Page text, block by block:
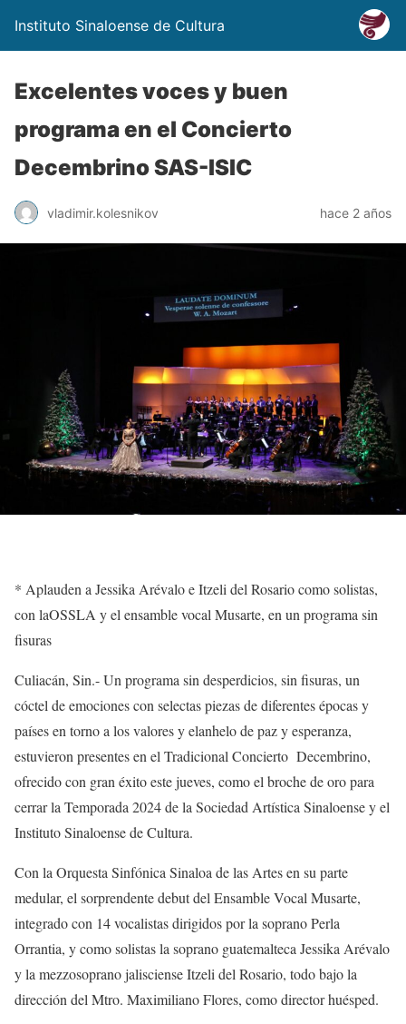
Instituto Sinaloense de Cultura
Excelentes voces y buen
programa en el Concierto
Decembrino SAS-ISIC
vladimir.kolesnikov hace 2 años
* Aplauden a Jessika Arévalo e Itzeli del Rosario como solistas,
con laOSSLA yel ensamble vocal Musarte, en un programa sin
fisuras
Culiacán, Sin.-Un programa sin desperdicios, sin fisuras, un
cóctel de emociones con selectas piezas de diferentes épocas y
países en torno a los valores yelanhelode pazy esperanza,
estuvieron presentes en el Tradicional Concierto Decembrino,
ofrecido con gran éxito este jueves, como el broche de oro para
cerrar la Temporada 2024 de la Sociedad Artística Sinaloense y el
Instituto Sinaloense de Cultura.
Con la Orquesta Sinfónica Sinaloa de las Artesen su parte
medular, el sorprendente debut del Ensamble Vocal Musarte,
integrado con 14 vocalistas dirigidos por la soprano Perla
Orrantia, y como solistas la soprano guatemalteca Jessika Arévalo
y la mezzosopranojaliscienseItzeli del Rosario, todobajo la
dirección del Mtro. Maximiliano Flores, como director huésped.